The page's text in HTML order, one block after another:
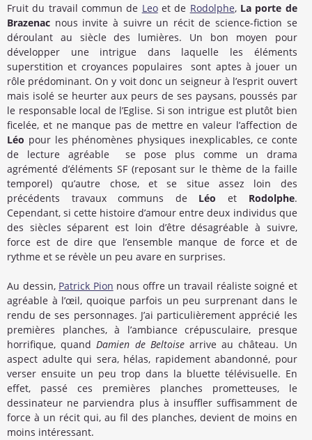
Fruit du travail commun de Leoet de Rodolphe, La porte de
Brazenac nous invite à suivre un récit de science-fiction se
déroulant au siècle des lumières. Un bon moyen pour
développer une intrigue dans laquelle les éléments
superstition et croyances populaires sont aptes à jouer un
rôle prédominant. On y voit donc un seigneur à l’esprit ouvert
mais isolé se heurter aux peurs de ses paysans, poussés par
le responsable local de l’Eglise. Si son intrigue est plutôt bien
ficelée, et ne manque pas de mettre en valeur l’affection de
Léo pour les phénomènes physiques inexplicables, ce conte
de lecture agréable se pose plus comme un drama
agrémenté d’éléments SF (reposant sur le thème de la faille
temporel) qu’autre chose, et se situe assez loin des
précédents travaux communs de Léoet Rodolphe.
Cependant, si cette histoire d’amour entre deux individus que
des siècles séparent est loin d’être désagréable à suivre,
force est de dire que l’ensemble manque de force et de
rythme et se révèle un peu avare en surprises.
Au dessin, Patrick Pion nous offre un travail réaliste soigné et
agréable à l’œil, quoique parfois un peu surprenant dans le
rendu de ses personnages. J’ai particulièrement apprécié les
premières planches, à l’ambiance crépusculaire, presque
horrifique, quand Damien de Beltoisearrive au château. Un
aspect adulte qui sera, hélas, rapidement abandonné, pour
verser ensuite un peu trop dans la bluette télévisuelle. En
effet, passé ces premières planches prometteuses, le
dessinateur ne parviendra plus à insuffler suffisamment de
force à un récit qui, au fil des planches, devient de moins en
moins intéressant.